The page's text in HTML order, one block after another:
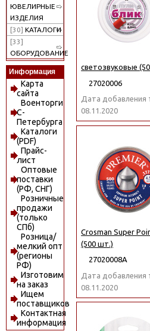
ЮВЕЛИРНЫЕ
ИЗДЕЛИЯ
[30] КАТАЛОГИ
[33]
ОБОРУДОВАНИЕ
Информация
Карта
сайта
Военторги
С-
Петербурга
Каталоги
(PDF)
Прайс-
лист
Оптовые
поставки
(РФ, СНГ)
Розничные
продажи
(только
СПб)
Розница/
мелкий опт
(регионы
РФ)
Изготовим
на заказ
Ищем
поставщиков
Контактная
информация
светозвуковые
27020006
Дата добавления
08.11.2020
Crosman Super
(500 шт.)
27020008А
Дата добавления
08.11.2020